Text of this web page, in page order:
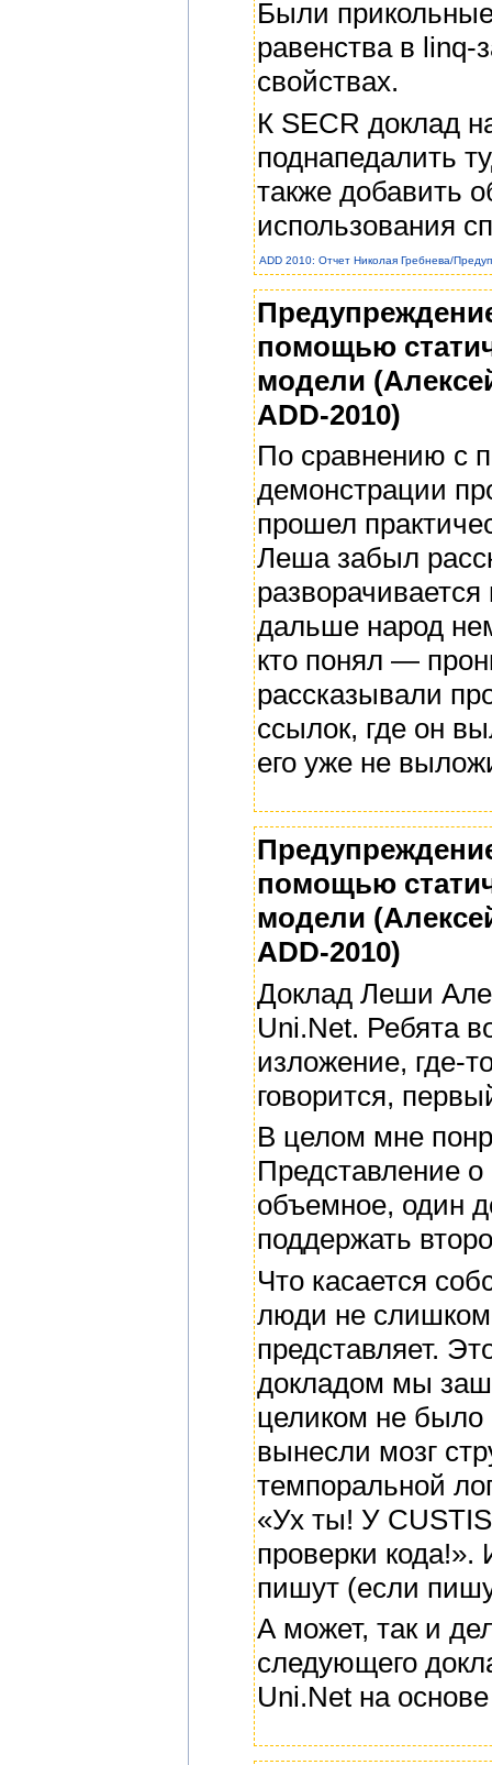
Были
равенства в linq-
свойствах.
К SECR доклад
поднапедалить
также добавить
использования
ADD 2010: Отчет Николая Гребнева/
помощью
модели
ADD-2010)
По сравнению с
демонстрации
прошел
Леша забыл
дальше народ
кто понял —
рассказывали
ссылок, где он
его уже не
помощью
модели
ADD-2010)
Доклад Леши
Uni.Net. Ребята
изложение, где-
говорится,
В целом мне
Представление
объемное, один
поддержать
Что касается
люди не слишком
представляет.
докладом мы
целиком не
вынесли мозг
темпоральной
«Ух ты! У
проверки
пишут (если
А может, так и
следующего
Uni.Net на